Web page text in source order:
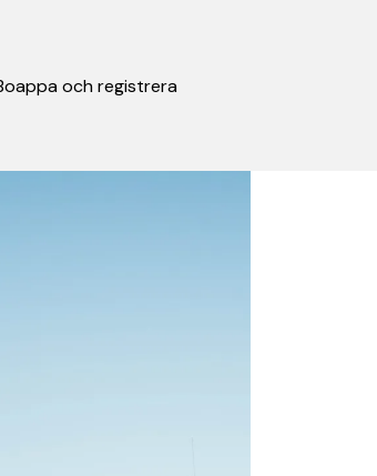
och registrera